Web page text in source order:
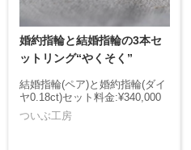
婚約指輪と結婚指輪の3本セ
ットリング“やくそく”
結婚指輪(ペア)と婚約指輪(ダイ
ヤ0.18ct)セット料金:¥340,000
ついぶ工房